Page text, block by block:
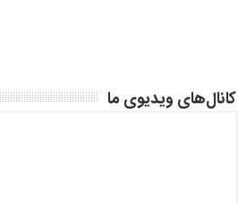
کانال‌های ویدیوی ما